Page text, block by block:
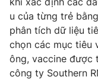
u của từng trẻ
phân tích dữ liệu
chọn các mục tiêu
ông, vaccine được
công ty Southern